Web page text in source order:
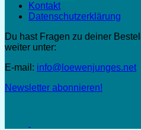
Kontakt
Datenschutzerklärung
Du hast Fragen zu deiner
weiter unter:
E-mail: info@loewenjunges.net
Newsletter abonnieren!